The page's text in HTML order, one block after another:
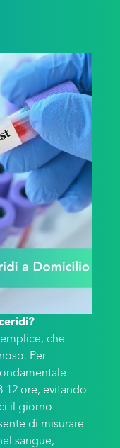
che
Per
12 ore, evitando
il giorno
di misurare
sangue,